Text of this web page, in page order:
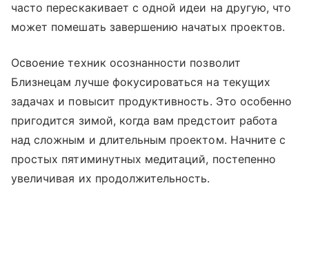
часто перескакивает с одной идеи на другую, что
может помешать завершению начатых проектов.
Освоение техник осознанности позволит
Близнецам лучше фокусироваться на текущих
задачах и повысит продуктивность. Это особенно
пригодится зимой, когда вам предстоит работа
над сложным и длительным проектом. Начните с
простых пятиминутных медитаций, постепенно
увеличивая их продолжительность.